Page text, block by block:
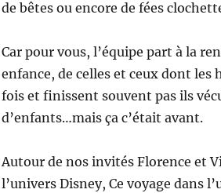
de bêtes ou encore de fées
Car pour vous, l’équipe part à la
enfance, de celles et ceux dont
fois et finissent souvent pas ils
d’enfants…mais ça c’était avant.
Autour de nos invités Florence et
l’univers Disney, Ce voyage dans